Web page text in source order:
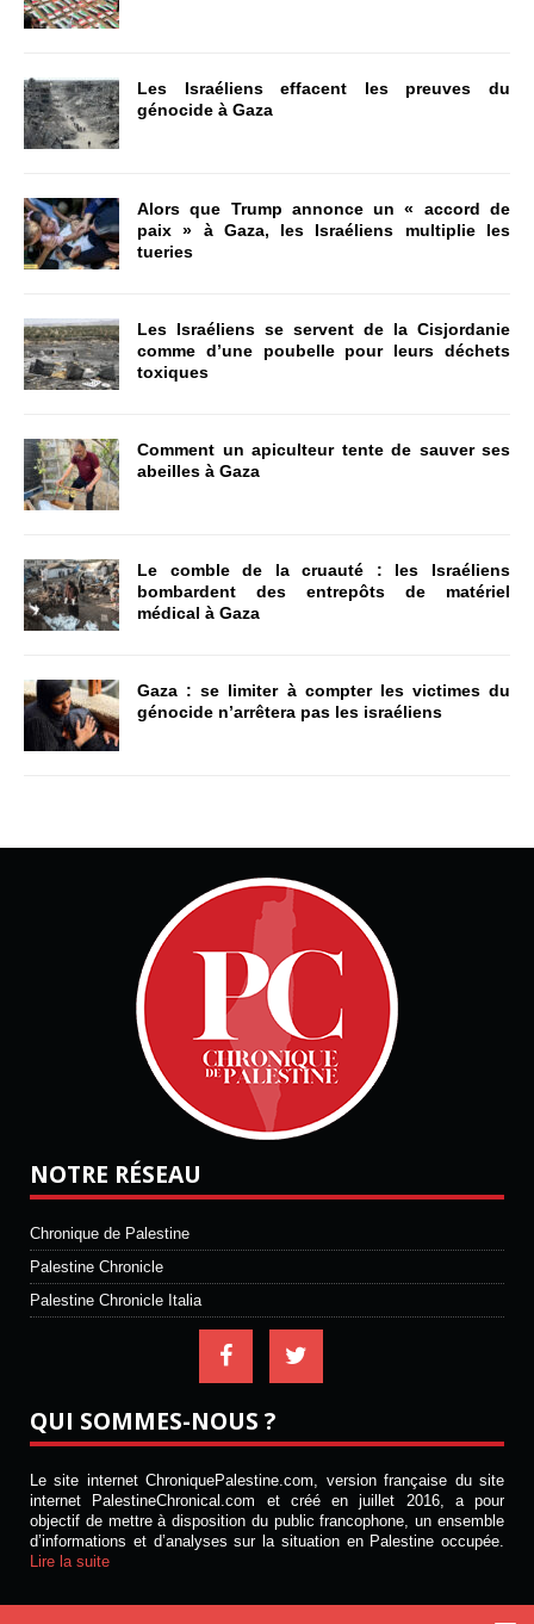
Les Israéliens effacent les preuves du
génocide à Gaza
Alors que Trump annonce un « accord de
paix » à Gaza, les Israéliens multiplie les
tueries
Les Israéliens se servent de la Cisjordanie
comme d’une poubelle pour leurs déchets
toxiques
Comment un apiculteur tente de sauver ses
abeilles à Gaza
Le comble de la cruauté : les Israéliens
bombardent des entrepôts de matériel
médical à Gaza
Gaza : se limiter à compter les victimes du
génocide n’arrêtera pas les israéliens
NOTRE RÉSEAU
Chronique de Palestine
Palestine Chronicle
Palestine Chronicle Italia
QUI SOMMES-NOUS ?
Le site internet ChroniquePalestine.com, version française du site
internet PalestineChronical.com et créé en juillet 2016, a pour
objectif de mettre à disposition du public francophone, un ensemble
d’informations et d’analyses sur la situation en Palestine occupée.
Lire la suite